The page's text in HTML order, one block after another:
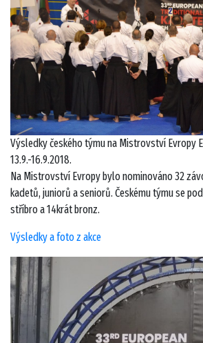
Výsledky českého týmu na Mistrovství Evropy
13.9.-16.9.2018.
Na Mistrovství Evropy bylo nominováno 32
kadetů, juniorů a seniorů. Českému týmu se
stříbro a 14krát bronz.
Výsledky a foto z akce